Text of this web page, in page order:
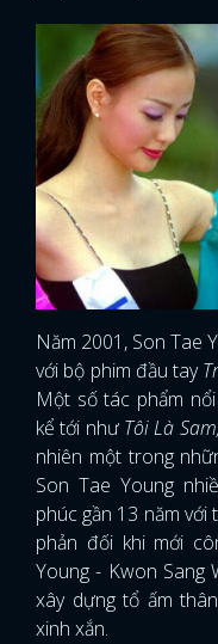
Năm 2001, Son Tae
với bộ phim đầu tay
Một số tác phẩm
kể tới như Tôi Là
nhiên một trong
Son Tae Young
phúc gần 13 năm
phản đối khi mới
Young - Kwon Sang
xây dựng tổ ấm
xinh xắn.